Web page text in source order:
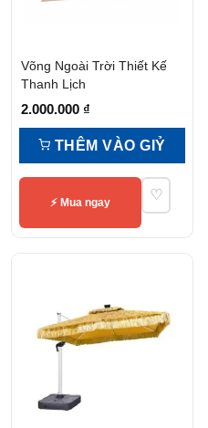
Võng Ngoài Trời Thiết Kế
Thanh Lịch
2.000.000 ₫
THÊM VÀO GIỶ
⚡ Mua ngay ♡